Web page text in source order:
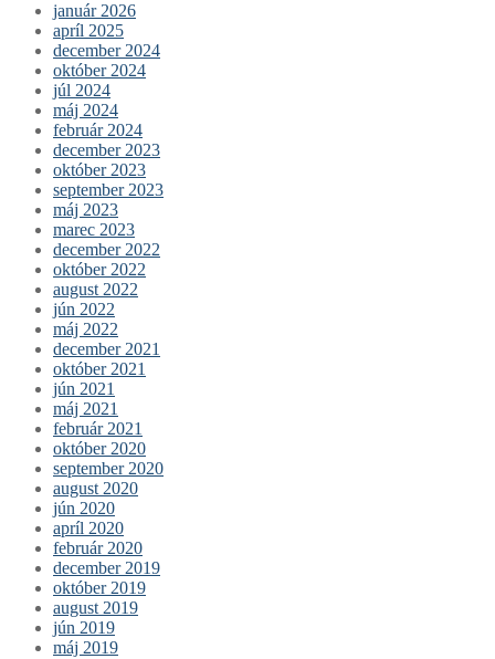
január 2026
apríl 2025
december 2024
október 2024
júl 2024
máj 2024
február 2024
december 2023
október 2023
september 2023
máj 2023
marec 2023
december 2022
október 2022
august 2022
jún 2022
máj 2022
december 2021
október 2021
jún 2021
máj 2021
február 2021
október 2020
september 2020
august 2020
jún 2020
apríl 2020
február 2020
december 2019
október 2019
august 2019
jún 2019
máj 2019